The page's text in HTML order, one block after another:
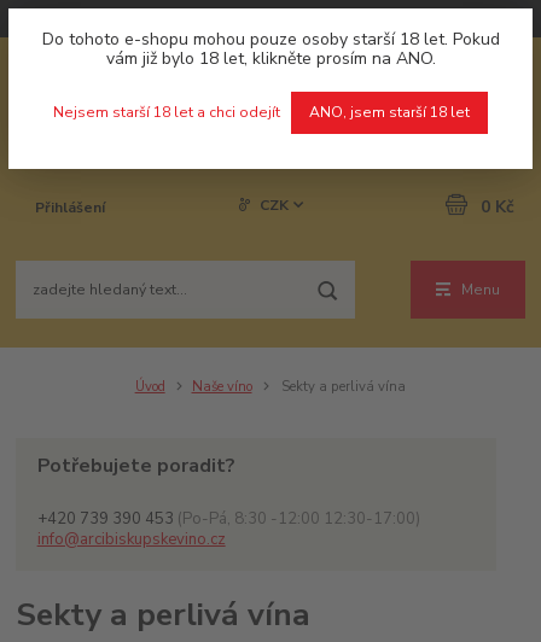
Do tohoto e-shopu mohou pouze osoby starší 18 let. Pokud
vám již bylo 18 let, klikněte prosím na ANO.
Nejsem starší 18 let a chci odejít ANO, jsem starší 18 let
Menu
CZK
Přihlášení 0 Kč
Úvod Naše víno Sekty a perlivá vína
Potřebujete poradit?
+420 739 390 453 (Po-Pá, 8:30 -12:00 12:30-17:00)
info@arcibiskupskevino.cz
Sekty a perlivá vína